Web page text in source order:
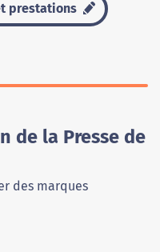
prestations
de la Presse de
des marques